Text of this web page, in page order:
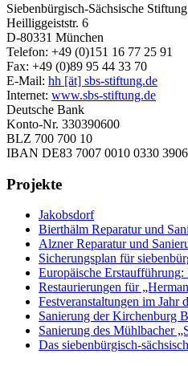
Siebenbürgisch-Sächsische Stiftung
Heilliggeiststr. 6
D-80331 München
Telefon: +49 (0)151 16 77 25 91
Fax: +49 (0)89 95 44 33 70
E-Mail: hh [ät] sbs-stiftung.de
Internet: www.sbs-stiftung.de
Deutsche Bank
Konto-Nr. 330390600
BLZ 700 700 10
IBAN DE83 7007 0010 0330
Projekte
Jakobsdorf
Bierthälm Reparatur und
Alzner Reparatur und
Sicherungsplan für
Europäische
Restaurierungen für
Festveranstaltungen im Jahr
Sanierung der Kirchenburg
Sanierung des Mühlbacher
Das siebenbürgisch-